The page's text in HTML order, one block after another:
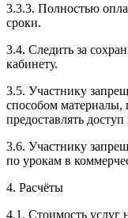
3.3.3. Полностью
сроки.
3.4. Следить за
кабинету.
3.5. Участнику
способом материалы,
предоставлять
3.6. Участнику
по урокам в
4. Расчёты
4.1. Cтоимость услуг